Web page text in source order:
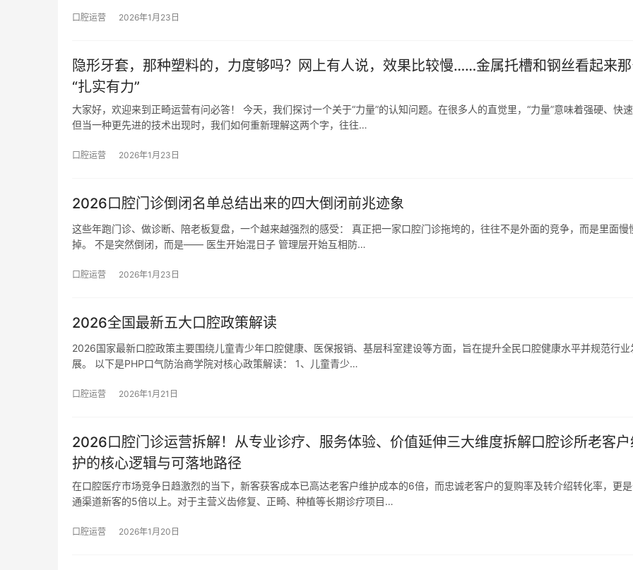
口腔运营 2026年1月23日
隐形牙套，那种塑料的，力度够吗？网上有人说，效果比较慢……金属托槽和钢丝看起来
“扎实有力”
大家好，欢迎来到正畸运营有问必答！ 今天，我们探讨一个关于“力量”的认知问题。在很多人的直觉里，“力量”意味着强硬、快
但当一种更先进的技术出现时，我们如何重新理解这两个字，往往…
口腔运营 2026年1月23日
2026口腔门诊倒闭名单总结出来的四大倒闭前兆迹象
这些年跑门诊、做诊断、陪老板复盘，一个越来越强烈的感受： 真正把一家口腔门诊拖垮的，往往不是外面的竞争，而是里面慢
掉。 不是突然倒闭，而是—— 医生开始混日子 管理层开始互相防…
口腔运营 2026年1月23日
2026全国最新五大口腔政策解读
2026国家最新口腔政策主要围绕儿童青少年口腔健康、医保报销、基层科室建设等方面，旨在提升全民口腔健康水平并规范行业
展。 以下是PHP口气防治商学院对核心政策解读： 1、儿童青少…
口腔运营 2026年1月21日
2026口腔门诊运营拆解！从专业诊疗、服务体验、价值延伸三大维度拆解口腔诊所老客
护的核心逻辑与可落地路径
在口腔医疗市场竞争日趋激烈的当下，新客获客成本已高达老客户维护成本的6倍，而忠诚老客户的复购率及转介绍转化率，更
通渠道新客的5倍以上。对于主营义齿修复、正畸、种植等长期诊疗项目…
口腔运营 2026年1月20日